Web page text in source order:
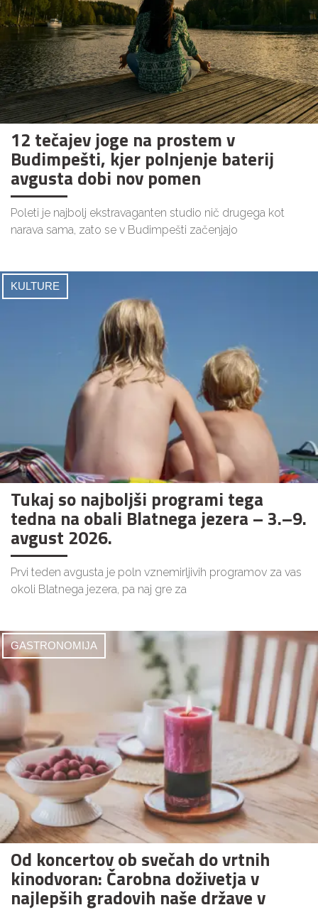
12 tečajev joge na prostem v
Budimpešti, kjer polnjenje baterij
avgusta dobi nov pomen
Poleti je najbolj ekstravaganten studio nič drugega kot
narava sama, zato se v Budimpešti začenjajo
KULTURE
Tukaj so najboljši programi tega
tedna na obali Blatnega jezera – 3.–9.
avgust 2026.
Prvi teden avgusta je poln vznemirljivih programov za vas
okoli Blatnega jezera, pa naj gre za
GASTRONOMIJA
Od koncertov ob svečah do vrtnih
kinodvoran: Čarobna doživetja v
najlepših gradovih naše države v